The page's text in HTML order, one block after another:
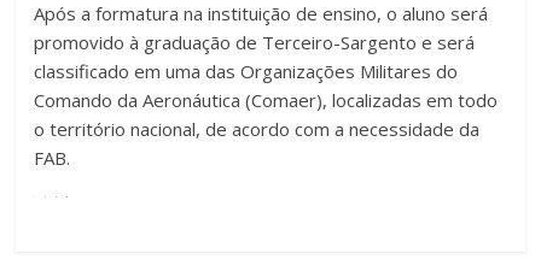
Após a formatura na instituição de ensino, o aluno será
promovido à graduação de Terceiro-Sargento e será
classificado em uma das Organizações Militares do
Comando da Aeronáutica (Comaer), localizadas em todo
o território nacional, de acordo com a necessidade da
FAB.